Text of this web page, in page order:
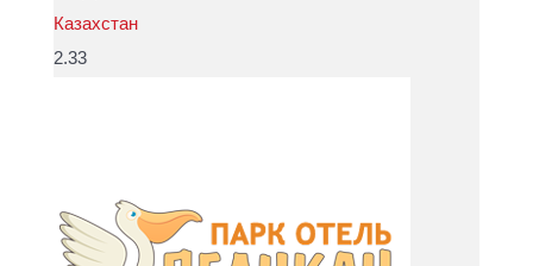
Казахстан
2.33